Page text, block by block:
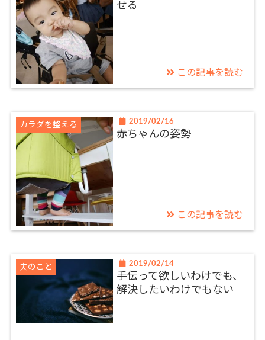
せる
この記事を読む
カラダを整える 2019/02/16
赤ちゃんの姿勢
この記事を読む
夫のこと 2019/02/14
手伝って欲しいわけでも、
解決したいわけでもない